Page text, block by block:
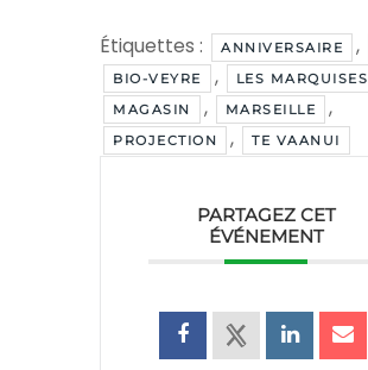
Étiquettes : ANNIVERSAIRE ,
BIO-VEYRE , LES MARQUISES
MAGASIN , MARSEILLE ,
PROJECTION , TE VAANUI
PARTAGEZ CET
ÉVÉNEMENT